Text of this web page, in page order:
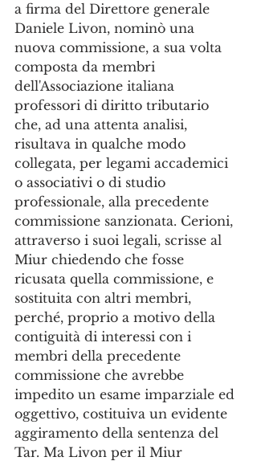
a firma del Direttore generale
Daniele Livon, nominò una
nuova commissione, a sua volta
composta da membri
dell'Associazione italiana
professori di diritto tributario
che, ad una attenta analisi,
risultava in qualche modo
collegata, per legami accademici
o associativi o di studio
professionale, alla precedente
commissione sanzionata. Cerioni,
attraverso i suoi legali, scrisse al
Miur chiedendo che fosse
ricusata quella commissione, e
sostituita con altri membri,
perché, proprio a motivo della
contiguità di interessi con i
membri della precedente
commissione che avrebbe
impedito un esame imparziale ed
oggettivo, costituiva un evidente
aggiramento della sentenza del
Tar. Ma Livon per il Miur